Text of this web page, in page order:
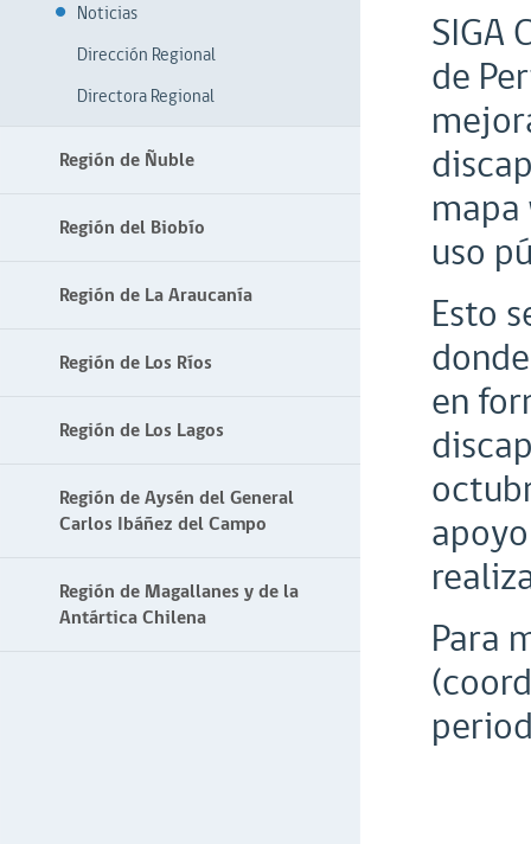
Noticias
Dirección Regional
Directora Regional
Región de Ñuble
Región del Biobío
Región de La Araucanía
Región de Los Ríos
Región de Los Lagos
Región de Aysén del General
Carlos Ibáñez del Campo
Región de Magallanes y de la
Antártica Chilena
SIGA
de
uso
Esto
en
Para